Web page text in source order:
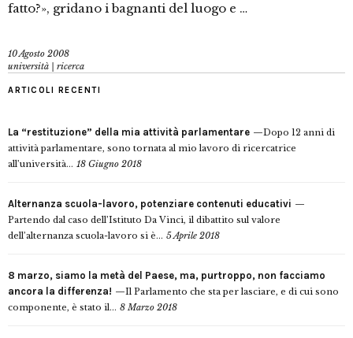
fatto?», gridano i bagnanti del luogo e …
10 Agosto 2008
università | ricerca
ARTICOLI RECENTI
La “restituzione” della mia attività parlamentare
Dopo 12 anni di
attività parlamentare, sono tornata al mio lavoro di ricercatrice
all’università... 18 Giugno 2018
Alternanza scuola-lavoro, potenziare contenuti educativi
Partendo dal caso dell’Istituto Da Vinci, il dibattito sul valore
dell’alternanza scuola-lavoro si è... 5 Aprile 2018
8 marzo, siamo la metà del Paese, ma, purtroppo, non facciamo
ancora la differenza!
Il Parlamento che sta per lasciare, e di cui sono
componente, è stato il... 8 Marzo 2018